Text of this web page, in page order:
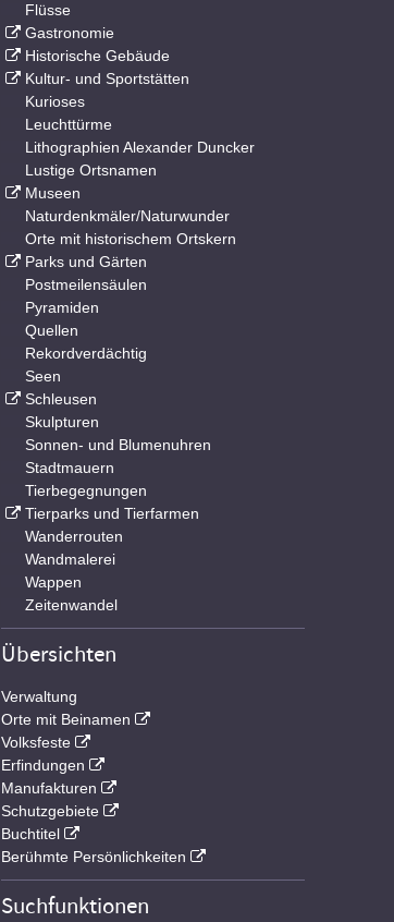
Flüsse
Gastronomie
Historische Gebäude
Kultur- und Sportstätten
Kurioses
Leuchttürme
Lithographien Alexander Duncker
Lustige Ortsnamen
Museen
Naturdenkmäler/Naturwunder
Orte mit historischem Ortskern
Parks und Gärten
Postmeilensäulen
Pyramiden
Quellen
Rekordverdächtig
Seen
Schleusen
Skulpturen
Sonnen- und Blumenuhren
Stadtmauern
Tierbegegnungen
Tierparks und Tierfarmen
Wanderrouten
Wandmalerei
Wappen
Zeitenwandel
Übersichten
Verwaltung
Orte mit Beinamen
Volksfeste
Erfindungen
Manufakturen
Schutzgebiete
Buchtitel
Berühmte Persönlichkeiten
Suchfunktionen